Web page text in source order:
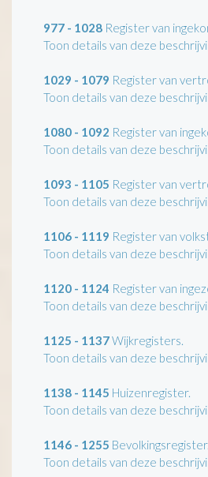
977 - 1028 Register van
Toon details van deze
1029 - 1079 Register van
Toon details van deze
1080 - 1092 Register van
Toon details van deze
1093 - 1105 Register van
Toon details van deze
1106 - 1119 Register van
Toon details van deze
1120 - 1124 Register van
Toon details van deze
1125 - 1137Wijkregisters.
Toon details van deze
1138 - 1145 Huizenregister.
Toon details van deze
1146 - 1255 Bevolkingsregister.
Toon details van deze